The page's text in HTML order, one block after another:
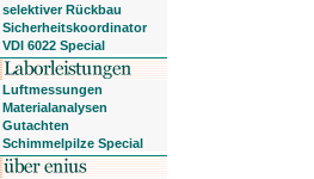
selektiver Rückbau
Sicherheitskoordinator
VDI 6022 Special
Luftmessungen
Materialanalysen
Gutachten
Schimmelpilze Special